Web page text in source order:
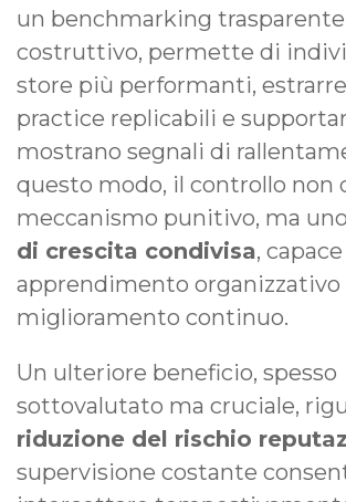
un benchmarking
costruttivo, permette di
store più performanti,
practice replicabili e
mostrano segnali di
questo modo, il controllo non
meccanismo punitivo, ma uno
di crescita condivisa,
apprendimento organizzativo
miglioramento continuo.
Un ulteriore beneficio, spesso
sottovalutato ma cruciale,
riduzione del rischio
supervisione costante